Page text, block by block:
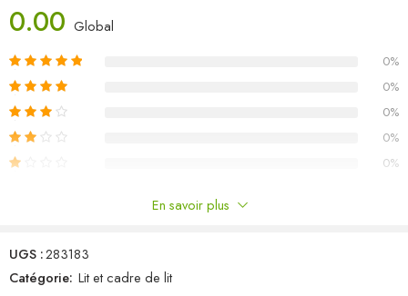
consulter notre boutique pour trouver un matelas assorti.
Couleur : marron miel
Matériau : cadre en bois de pin massif et lattes en contreplaqué
Dimensions : 213 x 185 x 66 cm (L x l x H)
Dimensions du matelas correspondant : 180 x 200 cm (l x L)
(matelas non inclus)
0.00 Global
0%
0%
0%
0%
0%
Il n'y a pas encore de critiques.
En savoir plus
UGS :283183
Catégorie: Lit et cadre de lit